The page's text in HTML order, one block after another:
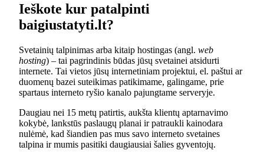
Ieškote kur patalpinti
baigiustatyti.lt?
Svetainių talpinimas arba kitaip hostingas (angl. web
hosting) – tai pagrindinis būdas jūsų svetainei atsidurti
internete. Tai vietos jūsų internetiniam projektui, el. paštui ar
duomenų bazei suteikimas patikimame, galingame, prie
spartaus interneto ryšio kanalo pajungtame serveryje.
Daugiau nei 15 metų patirtis, aukšta klientų aptarnavimo
kokybė, lankstūs paslaugų planai ir patraukli kainodara
nulėmė, kad šiandien pas mus savo interneto svetaines
talpina ir mumis pasitiki daugiausiai šalies gyventojų.